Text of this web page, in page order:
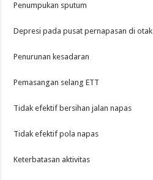
Penumpukan sputum
Depresi pada pusat pernapasan di otak
Penurunan kesadaran
Pemasangan selang ETT
Tidak efektif bersihan jalan napas
Tidak efektif pola napas
Keterbatasan aktivitas